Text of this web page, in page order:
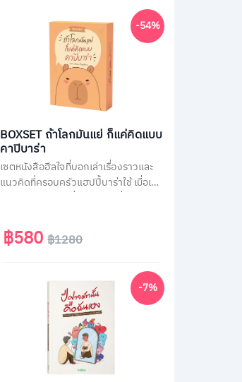
BOXSET ถ้าโลกมันแย่ ก็แค่คิดแบบ
คาปิบาร่า
เซตหนังสือฮีลใจที่บอกเล่าเรื่องราวและ
แนวคิดที่ครอบครัวแฮปปี้บาร่าใช้ เมื่อเจอ
เรื่องความรัก หรือเรื่องของสังคม รวม
กว่า 70 สถานการณ์ เพื่อเปลี่ยนมุมมอง
พร้อมของแถมสุดน่ารักแบบจัดเต็มทั้ง
สติกเกอร์ และที่คั่นคาปิบาร่า
-54%
฿580฿1280
-7%